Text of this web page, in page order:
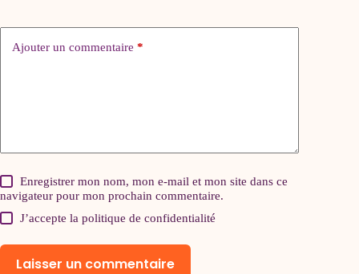
Ajouter un commentaire *
Enregistrer mon nom, mon e-mail et mon site dans ce
navigateur pour mon prochain commentaire.
J’accepte lapolitique de confidentialité
Laisser un commentaire